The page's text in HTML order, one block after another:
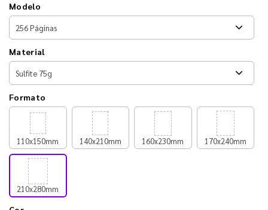
Modelo
Material
Formato
110x150mm 140x210mm 160x230mm 170x240mm
210x280mm